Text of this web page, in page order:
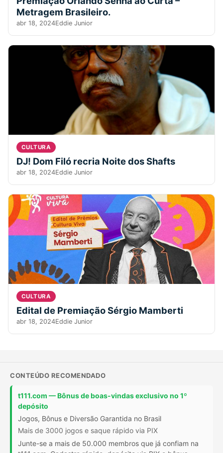
Metragem Brasileiro.
abr 18, 2024Eddie Junior
CULTURA
DJ! Dom Filó recria Noite dos Shafts
abr 18, 2024Eddie Junior
CULTURA
Edital de Premiação Sérgio Mamberti
abr 18, 2024Eddie Junior
CONTEÚDO RECOMENDADO
t111.com — Bônus de boas-vindas exclusivo no 1º
depósito
Jogos, Bônus e Diversão Garantida no Brasil
Mais de 3000 jogos e saque rápido via PIX
Junte-se a mais de 50.000 membros que já confiam na